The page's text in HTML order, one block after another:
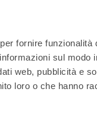
fornire funzionalità
sul modo
web, pubblicità e
loro o che hanno